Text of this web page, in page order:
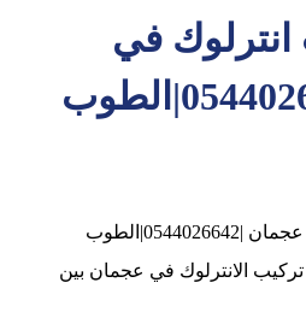
في
عجمان |0544026642|الطوب
شركة تركيب انترلوك في عجمان |0544026642|الطوب
الانترلوك في عجمان بين